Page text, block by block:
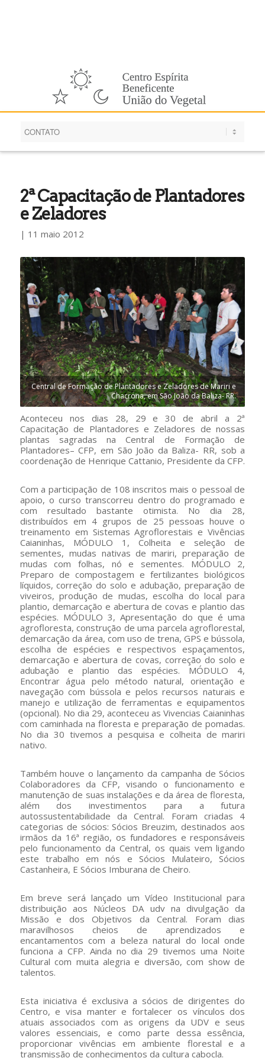
2ª Capacitação de Plantadores
e Zeladores
| 11 maio 2012
Central de Formação de Plantadores e Zeladores de Mariri e
Chacrona, em São João da Baliza- RR.
Aconteceu nos dias 28, 29 e 30 de abril a 2ª
Capacitação de Plantadores e Zeladores de nossas
plantas sagradas na Central de Formação de
Plantadores– CFP, em São João da Baliza- RR, sob a
coordenação de Henrique Cattanio, Presidente da CFP.
Com a participação de 108 inscritos mais o pessoal de
apoio, o curso transcorreu dentro do programado e
com resultado bastante otimista. No dia 28,
distribuídos em 4 grupos de 25 pessoas houve o
treinamento em Sistemas Agroflorestais e Vivências
Caianinhas, MÓDULO 1, Colheita e seleção de
sementes, mudas nativas de mariri, preparação de
mudas com folhas, nó e sementes. MÓDULO 2,
Preparo de compostagem e fertilizantes biológicos
líquidos, correção do solo e adubação, preparação de
viveiros, produção de mudas, escolha do local para
plantio, demarcação e abertura de covas e plantio das
espécies. MÓDULO 3, Apresentação do que é uma
agrofloresta, construção de uma parcela agroflorestal,
demarcação da área, com uso de trena, GPS e bússola,
escolha de espécies e respectivos espaçamentos,
demarcação e abertura de covas, correção do solo e
adubação e plantio das espécies. MÓDULO 4,
Encontrar água pelo método natural, orientação e
navegação com bússola e pelos recursos naturais e
manejo e utilização de ferramentas e equipamentos
(opcional). No dia 29, aconteceu as Vivencias Caianinhas
com caminhada na floresta e preparação de pomadas.
No dia 30 tivemos a pesquisa e colheita de mariri
nativo.
Também houve o lançamento da campanha de Sócios
Colaboradores da CFP, visando o funcionamento e
manutenção de suas instalações e da área de floresta,
além dos investimentos para a futura
autossustentabilidade da Central. Foram criadas 4
categorias de sócios: Sócios Breuzim, destinados aos
irmãos da 16ª região, os fundadores e responsáveis
pelo funcionamento da Central, os quais vem ligando
este trabalho em nós e Sócios Mulateiro, Sócios
Castanheira, E Sócios Imburana de Cheiro.
Em breve será lançado um Vídeo Institucional para
distribuição aos Núcleos DA udv na divulgação da
Missão e dos Objetivos da Central. Foram dias
maravilhosos cheios de aprendizados e
encantamentos com a beleza natural do local onde
funciona a CFP. Ainda no dia 29 tivemos uma Noite
Cultural com muita alegria e diversão, com show de
talentos.
Esta iniciativa é exclusiva a sócios de dirigentes do
Centro, e visa manter e fortalecer os vínculos dos
atuais associados com as origens da UDV e seus
valores essenciais, e como parte dessa essência,
proporcionar vivências em ambiente florestal e a
transmissão de conhecimentos da cultura cabocla.